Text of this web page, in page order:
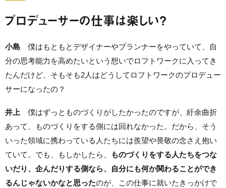
プロデューサーの仕事は楽しい？
小島 僕はもともとデザイナーやプランナーをやっていて、自
分の思考能力を高めたいという想いでロフトワークに入ってき
たんだけど、そもそも2人はどうしてロフトワークのプロデュー
サーになったの？
井上 僕はずっとものづくりがしたかったのですが、紆余曲折
あって、ものづくりをする側には回れなかった。だから、そう
いった領域に携わっている人たちには羨望や畏敬の念さえ抱い
ていて。でも、もしかしたら、
ものづくりをする人たちをつな
いだり、企んだりする側なら、自分にも何か関わることができ
るんじゃないかなと思ったのが、この仕事に就いたきっかけで